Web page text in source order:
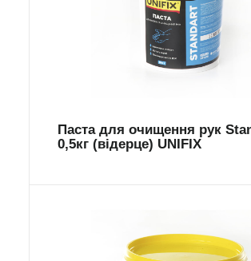
Паста для очищення рук
0,5кг (відерце) UNIFIX